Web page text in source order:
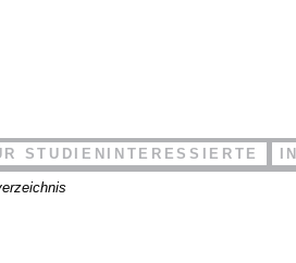
STUDIENINTERESSIERTE